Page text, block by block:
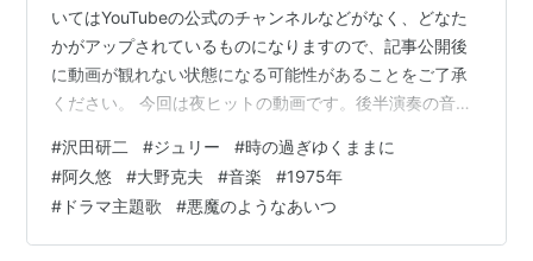
いてはYouTubeの公式のチャンネルなどがなく、どなた
かがアップされているものになりますので、記事公開後
に動画が観れない状態になる可能性があることをご了承
ください。 今回は夜ヒットの動画です。後半演奏の音が
動画にしました。 それにしても、カッコいいです。色っ
ぽいです。そして、何とも言えないええ歌声です。曲の
雰囲気もあって、ただただ見とれるばかりです…。 ● 前
回に引き続き、今回も沢田研二さんです。 今回は沢田さ
#沢田研二 #ジュリー #時の過ぎゆくままに
#阿久悠 #大野克夫 #音楽 #1975年
# ドラマ主題歌 #悪魔のようなあいつ